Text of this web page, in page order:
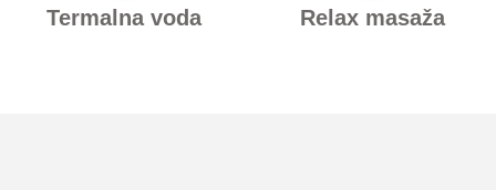
Termalna voda Relax masaža